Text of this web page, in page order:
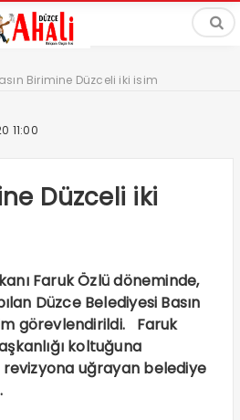
Birimine Düzceli iki isim
11:00
Düzceli iki
Faruk Özlü döneminde,
Düzce Belediyesi Basın
görevlendirildi. Faruk
koltuğuna
uğrayan belediye